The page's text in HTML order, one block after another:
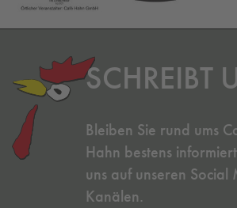
SCHREIBT
Bleiben Sie rund ums
Hahn bestens
uns auf unseren Social
Kanälen.